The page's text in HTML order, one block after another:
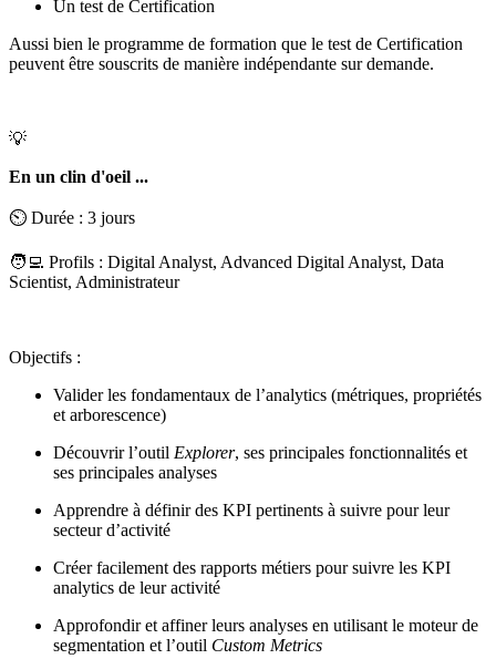
Un test de Certification
Aussi bien le programme de formation que le test de Certification
peuvent être souscrits de manière indépendante sur demande.
💡
En un clin d'oeil ...
⏲️ Durée : 3 jours
🧑‍💻 Profils : Digital Analyst, Advanced Digital Analyst, Data
Scientist, Administrateur
Objectifs :
Valider les fondamentaux de l’analytics (métriques, propriétés
et arborescence)
Découvrir l’outil Explorer, ses principales fonctionnalités et
ses principales analyses
Apprendre à définir des KPI pertinents à suivre pour leur
secteur d’activité
Créer facilement des rapports métiers pour suivre les KPI
analytics de leur activité
Approfondir et affiner leurs analyses en utilisant le moteur de
segmentation et l’outil Custom Metrics